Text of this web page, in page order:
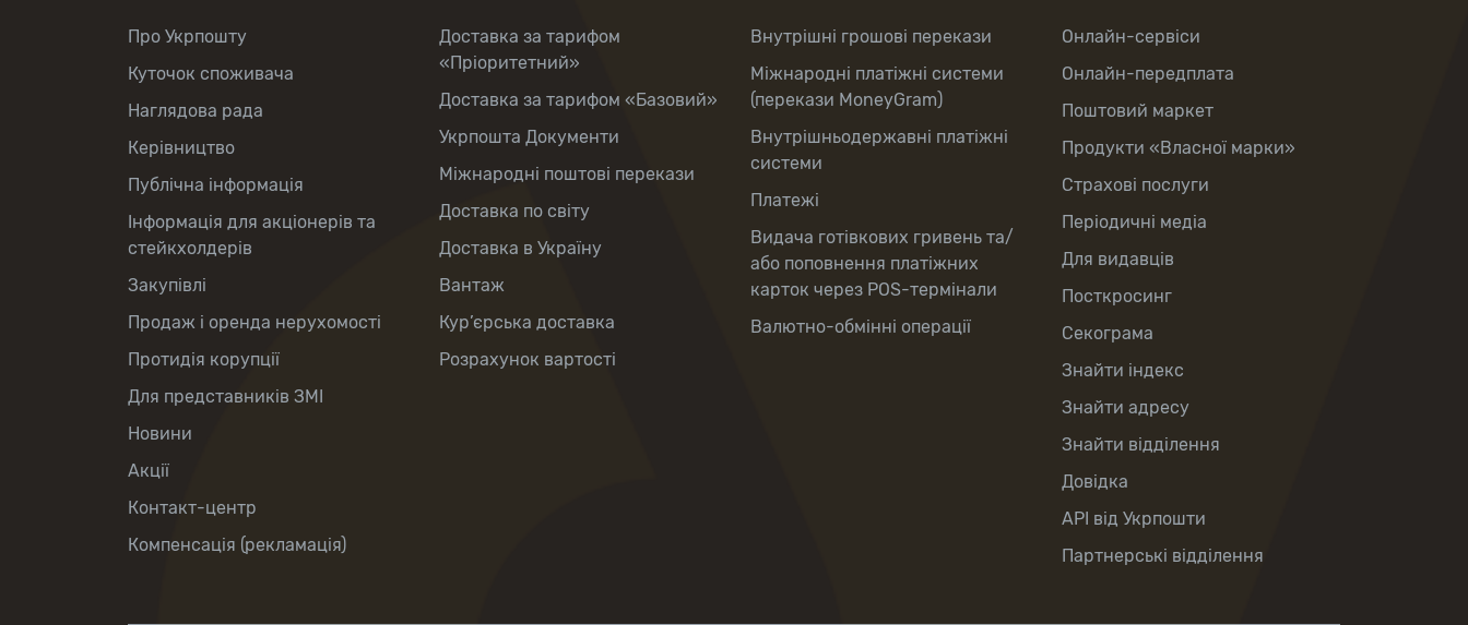
Про Укрпошту
Куточок споживача
Наглядова рада
Керівництво
Публічна інформація
Інформація для акціонерів та
стейкхолдерів
Закупівлі
Продаж і оренда нерухомості
Протидія корупції
Для представників ЗМІ
Новини
Акції
Контакт-центр
Компенсація (рекламація)
Доставка за тарифом
«Пріоритетний»
Доставка за тарифом «Базовий»
Укрпошта Документи
Міжнародні поштові перекази
Доставка по світу
Доставка в Україну
Вантаж
Кур’єрська доставка
Розрахунок вартості
Внутрішні грошові перекази
Міжнародні платіжні системи
(перекази MoneyGram)
Внутрішньодержавні платіжні
системи
Платежі
Видача готівкових гривень та/
або поповнення платіжних
карток через POS-термінали
Валютно-обмінні операції
Онлайн-сервіси
Онлайн-передплата
Поштовий маркет
Продукти «Власної марки»
Страхові послуги
Періодичні медіа
Для видавців
Посткросинг
Секограма
Знайти індекс
Знайти адресу
Знайти відділення
Довідка
API від Укрпошти
Партнерські відділення